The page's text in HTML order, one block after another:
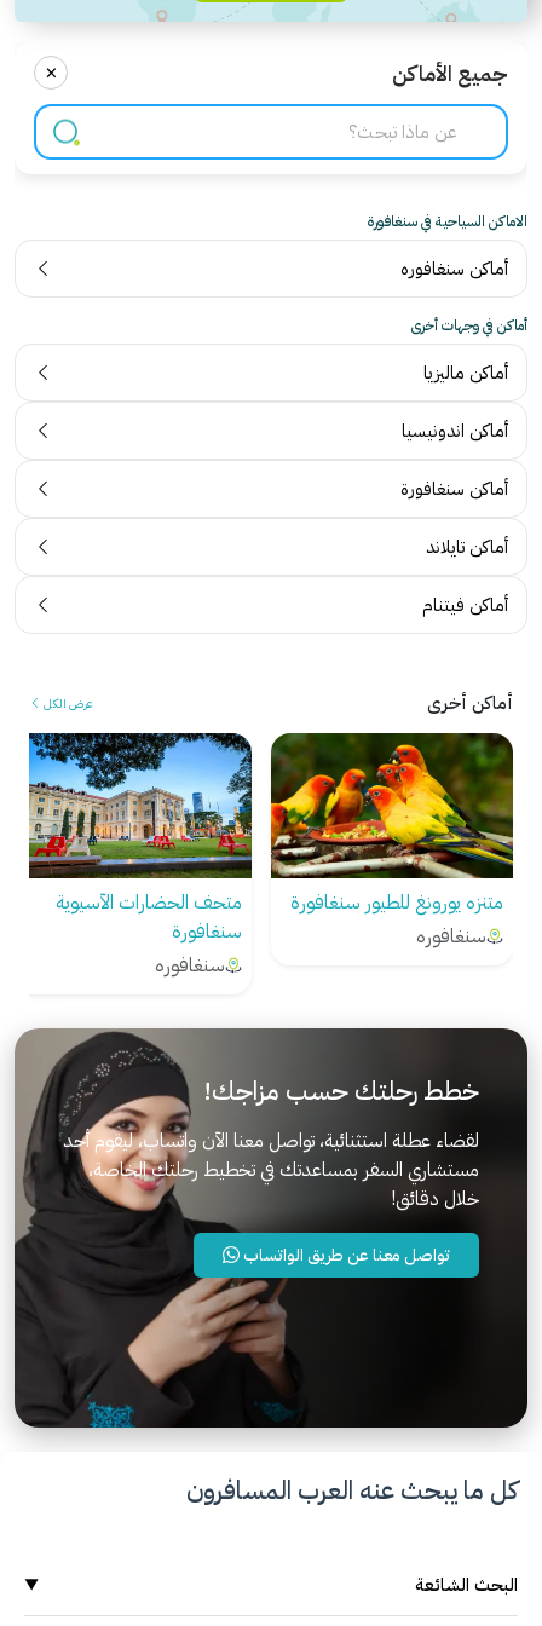
جميع الأماكن ×
الاماكن السياحية في سنغافورة
أماكن سنغافوره
أماكن في وجهات أخرى
أماكن ماليزيا
أماكن اندونيسيا
أماكن سنغافورة
أماكن تايلاند
أماكن فيتنام
أماكن أخرى عرض الكل
متنزه يورونغ للطيور سنغافورة
سنغافوره
متحف الحضارات الآسيوية
سنغافورة
سنغافوره
خطط رحلتك حسب مزاجك!
لقضاء عطلة استثنائية، تواصل معنا الآن واتساب، ليقوم أحد
مستشاري السفر بمساعدتك في تخطيط رحلتك الخاصة،
خلال دقائق!
تواصل معنا عن طريق الواتساب
كل ما يبحث عنه العرب المسافرون
البحث الشائعة ▼